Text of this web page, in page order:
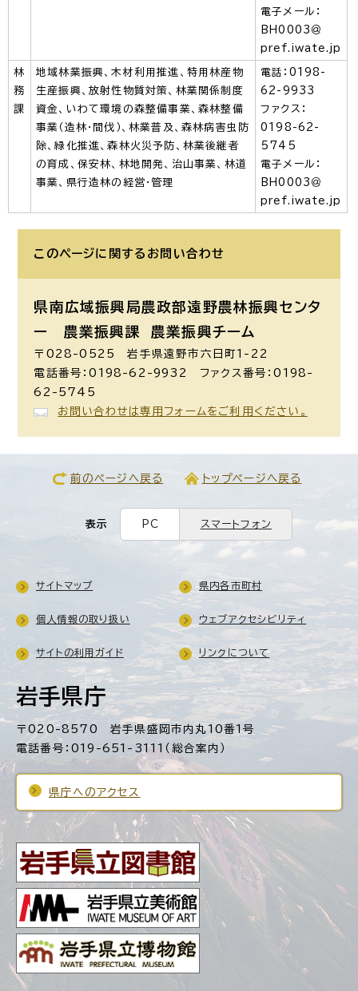
電子メール：
BH0003＠
pref.iwate.jp
林
務
課
地域林業振興、木材利用推進、特用林産物
生産振興、放射性物質対策、林業関係制度
資金、いわて環境の森整備事業、森林整備
事業（造林・間伐）、林業普及、森林病害虫防
除、緑化推進、森林火災予防、林業後継者
の育成、保安林、林地開発、治山事業、林道
事業、県行造林の経営・管理
電話：0198-
62-9933
ファクス：
0198-62-
5745
電子メール：
BH0003＠
pref.iwate.jp
このページに関する お問い合わせ
県南広域振興局農政部遠野農林振興センタ
ー 農業振興課
農業振興チーム
〒028-0525 岩手県遠野市六日町1-22
電話番号：0198-62-9932 ファクス番号：0198-
62-5745
お問い合わせは専用フォームをご利用ください。
前のページへ戻る トップページへ戻る
表示 PC スマートフォン
岩手県庁
〒020-8570 岩手県盛岡市内丸10番1号
電話番号：019-651-3111（総合案内）
県庁へのアクセス
サイトマップ 県内各市町村
個人情報の取り扱い ウェブアクセシビリティ
サイトの利用ガイド リンクについて